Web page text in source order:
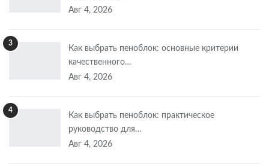
Авг 4, 2026
3
Как выбрать пеноблок: основные критерии
качественного…
Авг 4, 2026
4
Как выбрать пеноблок: практическое
руководство для…
Авг 4, 2026